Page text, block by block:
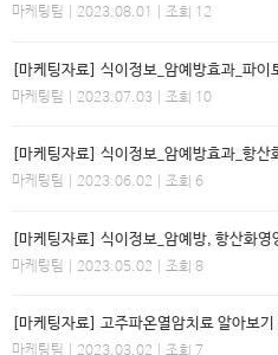
마케팅팀 | 2023.08.01 | 조회 12
[마케팅자료] 식이정보_암예방효과_파
마케팅팀 | 2023.07.03 | 조회 10
[마케팅자료] 식이정보_암예방효과_항
마케팅팀 | 2023.06.02 | 조회 6
[마케팅자료] 식이정보_암예방, 항산화영
마케팅팀 | 2023.05.02 | 조회 8
[마케팅자료] 고주파온열암치료 알아보
마케팅팀 | 2023.03.02 | 조회 7